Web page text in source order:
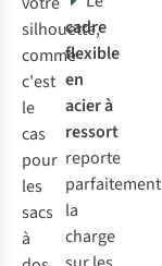
silhouette,
comme
c'est
le
cas
pour
les
sacs
à
cadre
flexible
en
acier à
ressort
reporte
parfaitement
la
charge